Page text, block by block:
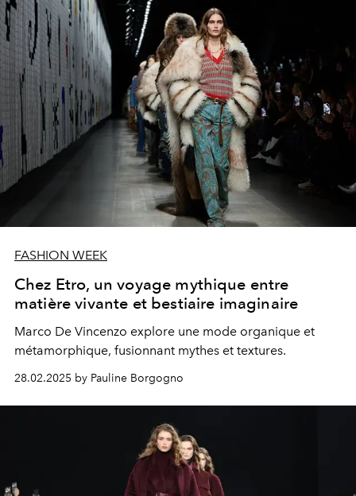
FASHION WEEK
Chez Etro, un voyage mythique entre
matière vivante et bestiaire imaginaire
Marco De Vincenzo explore une mode organique et
métamorphique, fusionnant mythes et textures.
28.02.2025 by Pauline Borgogno